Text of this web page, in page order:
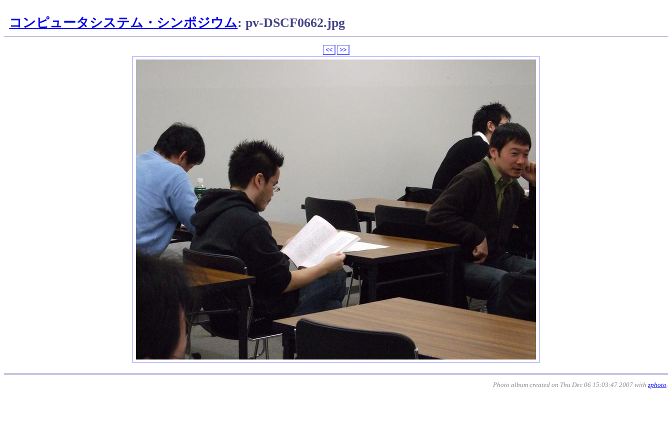
コンピュータシステム・シンポジウム: pv-DSCF0662.jpg
<< >>
Photo album created on Thu Dec 06 15:03:47 2007 with zphoto